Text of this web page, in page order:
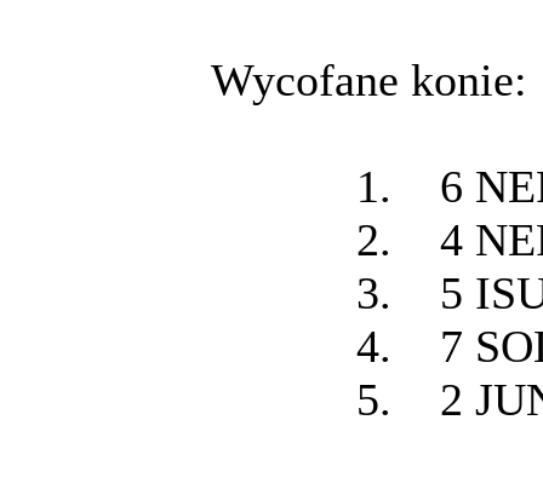
Wycofane
1. 6
2. 4
3. 5
4. 7
5. 2